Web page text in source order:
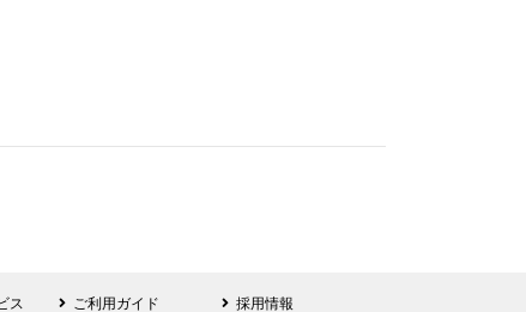
ス ご利用ガイド 採用情報